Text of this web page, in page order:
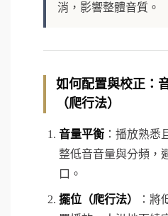
消，影響整體音質。
如何配置與校正：
（爬行法）
音量平衡 ：播放熟悉
整低音音量與分頻，
口。
擺位（爬行法）
：將